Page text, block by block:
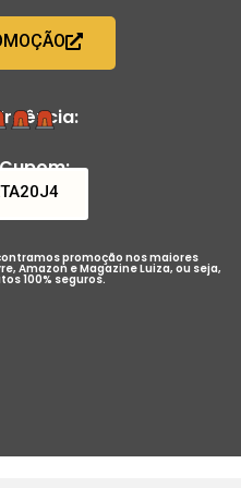
promoção nos maiores
Amazon e Magazine Luiza, ou seja,
100% seguros.